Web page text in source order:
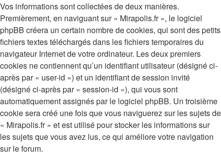
Vos informations sont collectées de deux manières.
Premièrement, en naviguant sur « Mirapolis.fr », le logiciel
phpBB créera un certain nombre de cookies, qui sont des petits
fichiers textes téléchargés dans les fichiers temporaires du
navigateur Internet de votre ordinateur. Les deux premiers
cookies ne contiennent qu’un identifiant utilisateur (désigné ci-
après par « user-id ») et un identifiant de session invité
(désigné ci-après par « session-id »), qui vous sont
automatiquement assignés par le logiciel phpBB. Un troisième
cookie sera créé une fois que vous naviguerez sur les sujets de
« Mirapolis.fr » et est utilisé pour stocker les informations sur
les sujets que vous avez lus, ce qui améliore votre navigation
sur le forum.